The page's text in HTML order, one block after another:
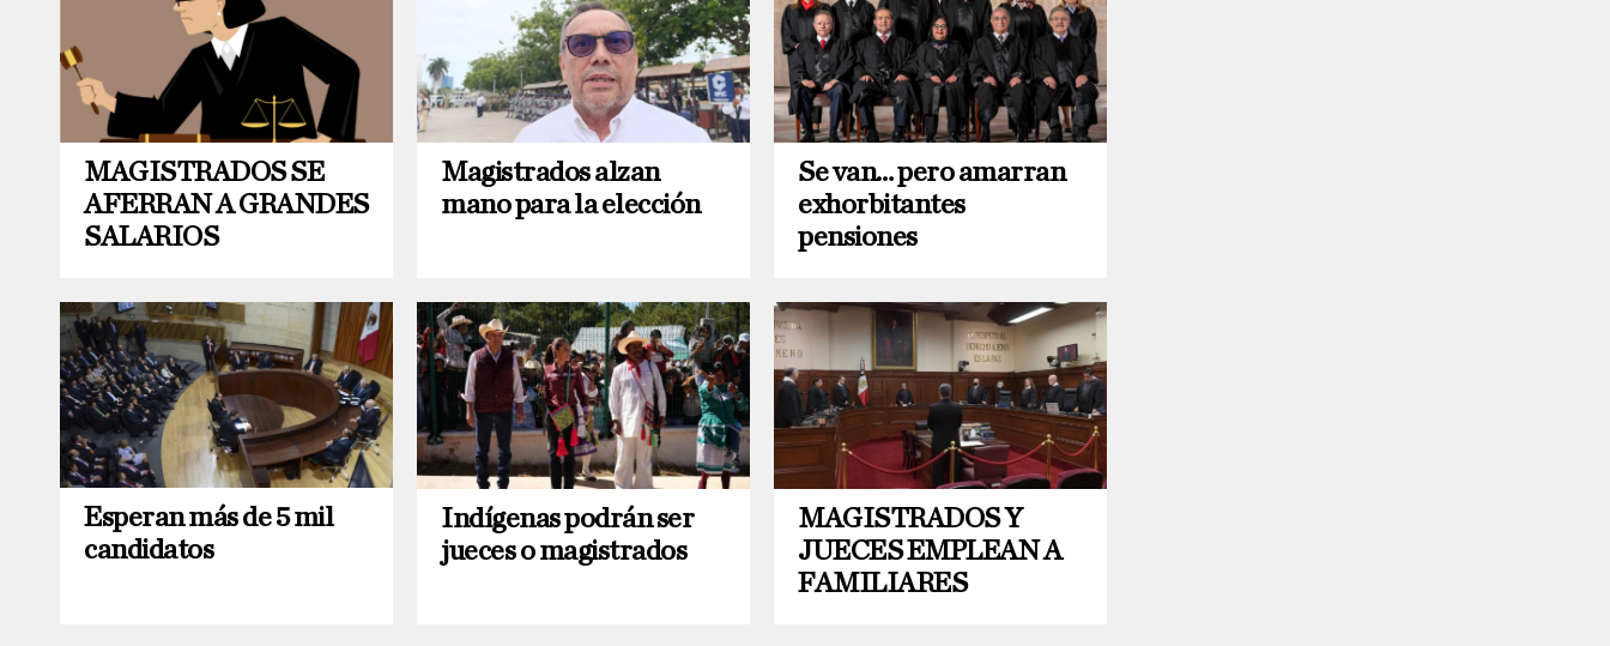
MAGISTRADOS SE
AFERRAN A GRANDES
SALARIOS
Magistrados alzan
mano para la elección
Se van… pero amarran
exhorbitantes
pensiones
Esperan más de 5 mil
candidatos
Indígenas podrán ser
jueces o magistrados
MAGISTRADOS Y
JUECES EMPLEAN A
FAMILIARES